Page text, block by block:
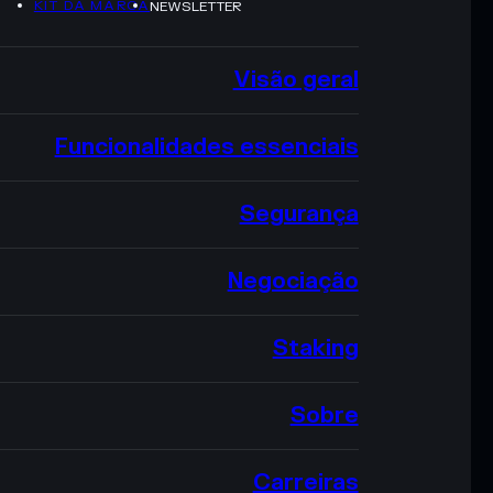
KIT DA MARCANEWSLETTER
Visão geral
Funcionalidades essenciais
Segurança
Negociação
Staking
Sobre
Carreiras